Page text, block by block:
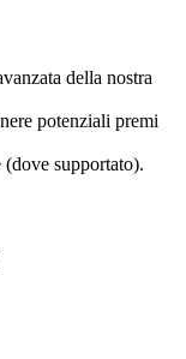
della nostra
potenziali premi
supportato).